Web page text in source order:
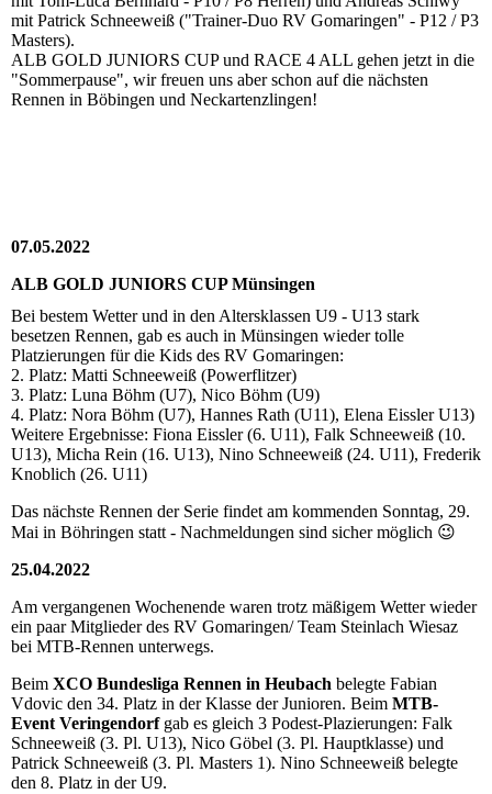
mit Patrick Schneeweiß ("Trainer-Duo RV Gomaringen" - P12 / P3
Masters).
ALB GOLD JUNIORS CUP und RACE 4 ALL gehen jetzt in die
"Sommerpause", wir freuen uns aber schon auf die nächsten
Rennen in Böbingen und Neckartenzlingen!
07.05.2022
ALB GOLD JUNIORS CUP Münsingen
Bei bestem Wetter und in den Altersklassen U9 - U13 stark
besetzen Rennen, gab es auch in Münsingen wieder tolle
Platzierungen für die Kids des RV Gomaringen:
2. Platz: Matti Schneeweiß (Powerflitzer)
3. Platz: Luna Böhm (U7), Nico Böhm (U9)
4. Platz: Nora Böhm (U7), Hannes Rath (U11), Elena Eissler U13)
Weitere Ergebnisse: Fiona Eissler (6. U11), Falk Schneeweiß (10.
U13), Micha Rein (16. U13), Nino Schneeweiß (24. U11), Frederik
Knoblich (26. U11)
Das nächste Rennen der Serie findet am kommenden Sonntag, 29.
Mai in Böhringen statt - Nachmeldungen sind sicher möglich 😉
25.04.2022
Am vergangenen Wochenende waren trotz mäßigem Wetter wieder
ein paar Mitglieder des RV Gomaringen/ Team Steinlach Wiesaz
bei MTB-Rennen unterwegs.
Beim XCO Bundesliga Rennen in Heubach belegte Fabian
Vdovic den 34. Platz in der Klasse der Junioren. Beim MTB-
Event Veringendorfgab es gleich 3 Podest-Plazierungen: Falk
Schneeweiß (3. Pl. U13), Nico Göbel (3. Pl. Hauptklasse) und
Patrick Schneeweiß (3. Pl. Masters 1). Nino Schneeweiß belegte
den 8. Platz in der U9.